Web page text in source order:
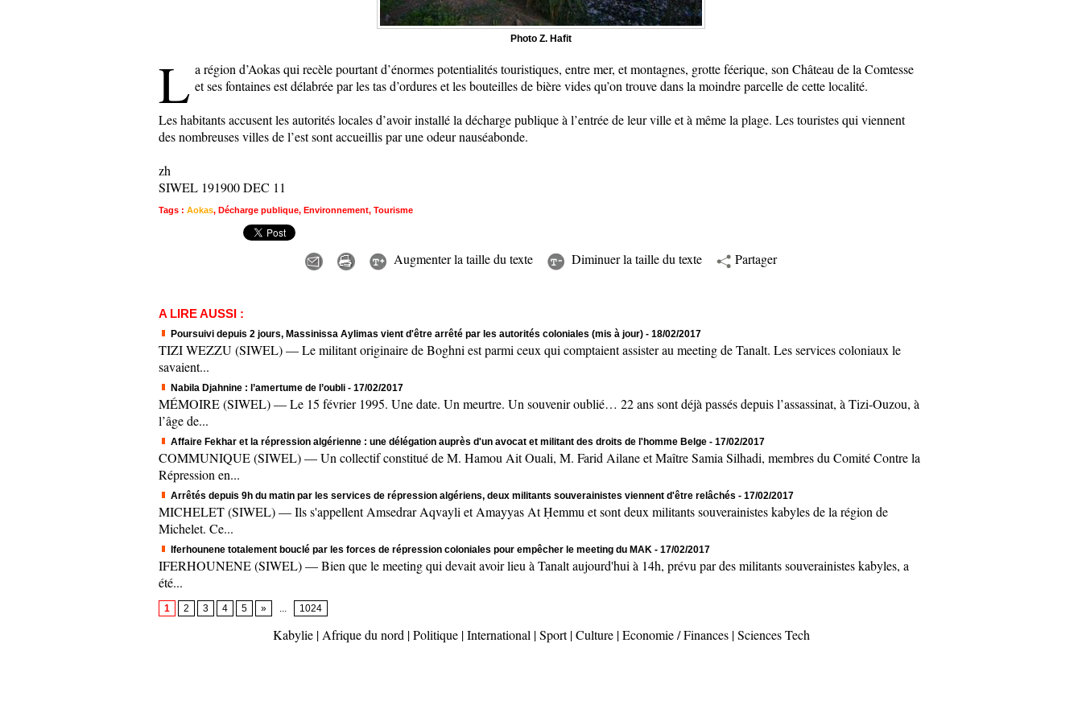
Photo Z. Hafit
L a région d’Aokas qui recèle pourtant d’énormes potentialités touristiques, entre mer, et montagnes, grotte féerique, son Château de la Comtesse
et ses fontaines est délabrée par les tas d’ordures et les bouteilles de bière vides qu’on trouve dans la moindre parcelle de cette localité.
Les habitants accusent les autorités locales d’avoir installé la décharge publique à l’entrée de leur ville et à même la plage. Les touristes qui viennent
des nombreuses villes de l’est sont accueillis par une odeur nauséabonde.
zh
SIWEL 191900 DEC 11
Tags : Aokas, Décharge publique, Environnement, Tourisme
Augmenter la taille du texte Diminuer la taille du texte Partager
A LIRE AUSSI :
Poursuivi depuis 2 jours, Massinissa Aylimas vient d'être arrêté par les autorités coloniales (mis à jour) - 18/02/2017
TIZI WEZZU (SIWEL) — Le militant originaire de Boghni est parmi ceux qui comptaient assister au meeting de Tanalt. Les services coloniaux le
savaient...
Nabila Djahnine : l’amertume de l’oubli - 17/02/2017
MÉMOIRE (SIWEL) — Le 15 février 1995. Une date. Un meurtre. Un souvenir oublié… 22 ans sont déjà passés depuis l’assassinat, à Tizi-Ouzou, à
l’âge de...
Affaire Fekhar et la répression algérienne : une délégation auprès d'un avocat et militant des droits de l'homme Belge - 17/02/2017
COMMUNIQUE (SIWEL) — Un collectif constitué de M. Hamou Ait Ouali, M. Farid Ailane et Maître Samia Silhadi, membres du Comité Contre la
Répression en...
Arrêtés depuis 9h du matin par les services de répression algériens, deux militants souverainistes viennent d'être relâchés - 17/02/2017
MICHELET (SIWEL) — Ils s'appellent Amsedrar Aqvayli et Amayyas At Ḥemmu et sont deux militants souverainistes kabyles de la région de
Michelet. Ce...
Iferhounene totalement bouclé par les forces de répression coloniales pour empêcher le meeting du MAK - 17/02/2017
IFERHOUNENE (SIWEL) — Bien que le meeting qui devait avoir lieu à Tanalt aujourd'hui à 14h, prévu par des militants souverainistes kabyles, a
été...
1 2 3 4 5 » 1024
Kabylie | Afrique du nord |Politique |International |Sport |Culture |Economie / Finances |Sciences Tech